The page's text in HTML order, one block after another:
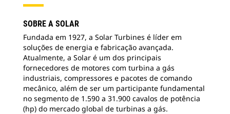
SOBRE A SOLAR
Fundada em 1927, a Solar Turbines é líder em
soluções de energia e fabricação avançada.
Atualmente, a Solar é um dos principais
fornecedores de motores com turbina a gás
industriais, compressores e pacotes de comando
mecânico, além de ser um participante fundamental
no segmento de 1.590 a 31.900 cavalos de potência
(hp) do mercado global de turbinas a gás.